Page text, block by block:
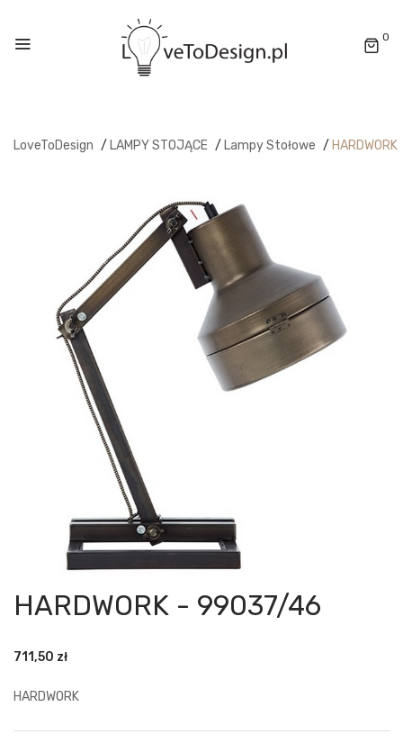
0
LoveToDesign / LAMPY STOJĄCE / Lampy Stołowe / HARDWORK
HARDWORK - 99037/46
711,50 zł
HARDWORK